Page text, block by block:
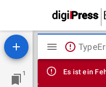
1
Mirador
Viewer
Es ist ein